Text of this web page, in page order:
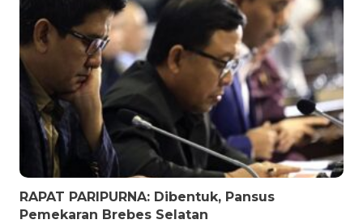
RAPAT PARIPURNA: Dibentuk, Pansus
Pemekaran Brebes Selatan